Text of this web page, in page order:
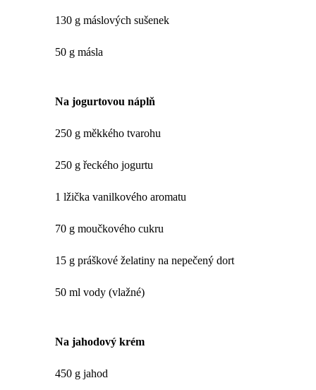
130 g máslových sušenek
50 g másla
Na jogurtovou náplň
250 g měkkého tvarohu
250 g řeckého jogurtu
1 lžička vanilkového aromatu
70 g moučkového cukru
15 g práškové želatiny na nepečený dort
50 ml vody (vlažné)
Na jahodový krém
450 g jahod